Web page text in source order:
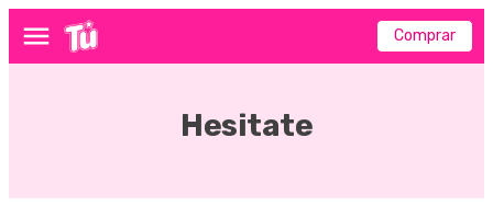
Menú Comprar
Hesitate